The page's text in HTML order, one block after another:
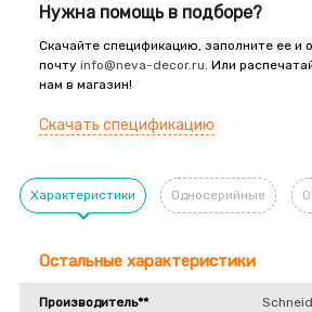
Нужна помощь в подборе?
Скачайте спецификацию, заполните ее и
почту info@neva-decor.ru . Или
нам в магазин!
Скачать спецификацию
Характеристики Односерийные
Остальные характеристики
Производитель**